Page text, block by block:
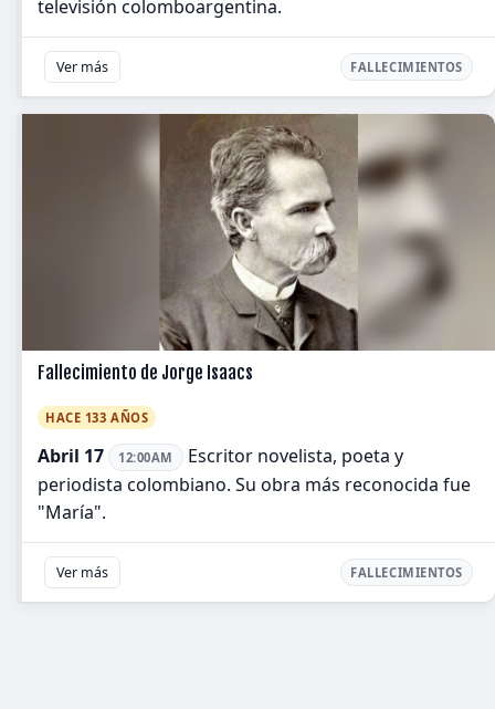
televisión colomboargentina.
Ver más FALLECIMIENTOS
Fallecimiento de Jorge Isaacs
HACE 133 AÑOS
Abril 17 12:00AM
Escritor novelista, poeta y
periodista colombiano. Su obra más reconocida fue
"María".
Ver más FALLECIMIENTOS